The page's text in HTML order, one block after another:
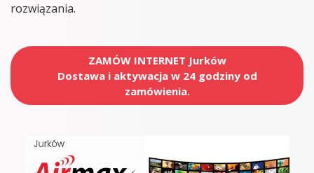
rozwiązania.
ZAMÓW INTERNET Jurków
Dostawa i aktywacja w 24 godziny od
zamówienia.